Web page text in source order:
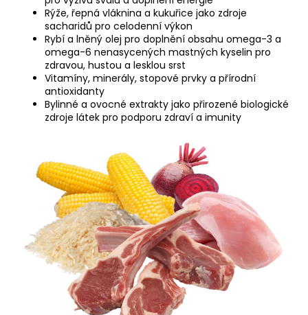
Rýže, řepná vláknina a kukuřice jako zdroje
sacharidů pro celodenní výkon
Rybí a lněný olej pro doplnění obsahu omega-3 a
omega-6 nenasycených mastných kyselin pro
zdravou, hustou a lesklou srst
Vitamíny, minerály, stopové prvky a přírodní
antioxidanty
Bylinné a ovocné extrakty jako přirozené biologické
zdroje látek pro podporu zdraví a imunity